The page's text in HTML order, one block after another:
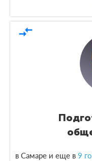
compare_arrows
в Самаре и еще в 9